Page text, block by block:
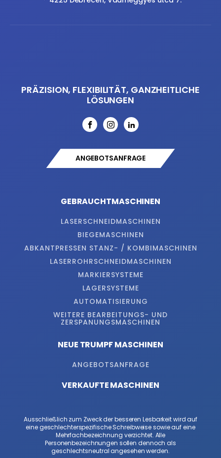
PRÄZISION, FLEXIBILITÄT, GANZHEITLICHE
LÖSUNGEN
ANGEBOTSANFRAGE
GEBRAUCHTMASCHINEN
LASERSCHNEIDMASCHINEN
BIEGEMASCHINEN
ABKANTPRESSEN STANZ- / KOMBIMASCHINEN
LASERROHRSCHNEIDMASCHINEN
MARKIERSYSTEME
LAGERSYSTEME
AUTOMATISIERUNG
WEITERE BEARBEITUNGS- UND
ZERSPANUNGSMASCHINEN
NEUE TRUMPF MASCHINEN
ANGEBOTSANFRAGE
VERKAUFTE MASCHINEN
Ausschließlich zum Zweck der besseren Lesbarkeit wird auf
eine geschlechterspezifische Schreibweise sowie auf eine
Mehrfachbezeichnung verzichtet. Alle
Personenbezeichnungen sollen dennoch als
geschlechtsneutral angesehen werden.